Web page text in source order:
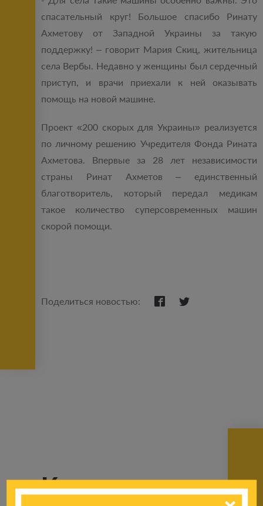
спасательный круг! Большое спасибо Ринату
Ахметову от Западной Украины за такую
поддержку! – говорит Мария Скиц, жительница
села Вербы. Недавно у женщины был сердечный
приступ, и врачи приехали к ней оказывать
помощь на новой машине.
Проект «200 скорых для Украины» реализуется
по личному решению Учредителя Фонда Рината
Ахметова. Впервые за 28 лет независимости
страны Ринат Ахметов – единственный
благотворитель, который передал медикам
такое количество суперсовременных машин
скорой помощи.
Поделиться новостью:
К другим